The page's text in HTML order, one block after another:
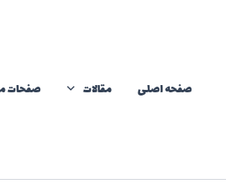
صفحه اصلی
مقالات صفحات